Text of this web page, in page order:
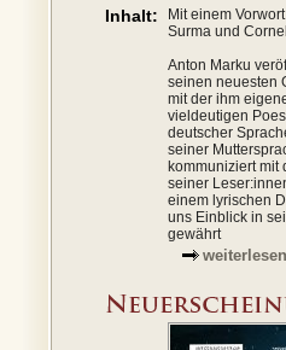
Inhalt:
Mit einem
Surma und
Anton Marku
seinen neuesten
mit der ihm
vieldeutigen
deutscher
seiner
kommuniziert mit
seiner
einem lyrischen
uns Einblick in
gewährt
weiterlesen